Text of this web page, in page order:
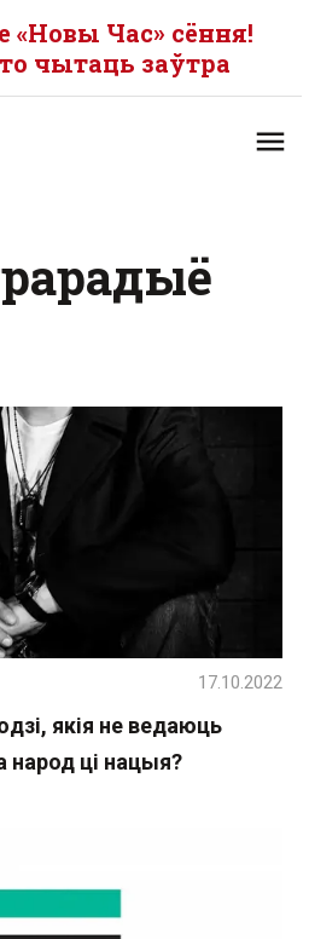
Час» сёння!
чытаць заўтра
якія не ведаюць
народ ці нацыя?
17.10.2022